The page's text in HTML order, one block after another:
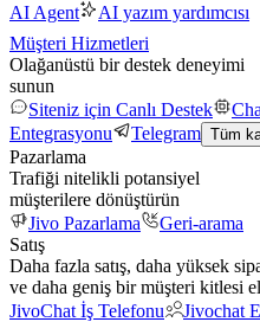
AI Agent
AI yazım yardımcısı
Müşteri Hizmetleri
Olağanüstü bir destek deneyimi
sunun
Siteniz için Canlı Destek
Entegrasyonu
Telegram Tüm
Pazarlama
Trafiği nitelikli potansiyel
müşterilere dönüştürün
Jivo Pazarlama
Geri-arama
Satış
Daha fazla satış, daha yüksek
ve daha geniş bir müşteri kitlesi
JivoChat İş Telefonu
Jivochat